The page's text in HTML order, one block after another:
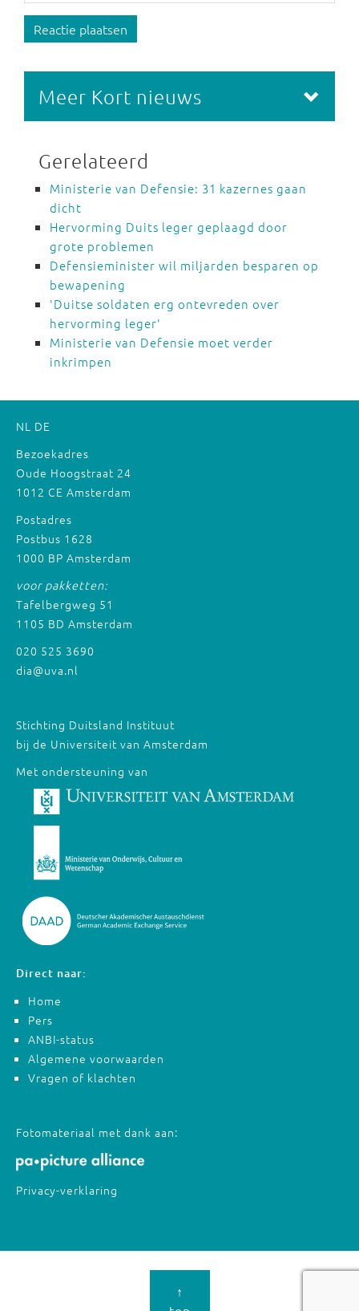
Reactie plaatsen
Meer Kort nieuws
Gerelateerd
Ministerie van Defensie: 31 kazernes gaan
dicht
Hervorming Duits leger geplaagd door
grote problemen
Defensieminister wil miljarden besparen op
bewapening
'Duitse soldaten erg ontevreden over
hervorming leger'
Ministerie van Defensie moet verder
inkrimpen
NL DE
Bezoekadres
Oude Hoogstraat 24
1012 CE Amsterdam
Postadres
Postbus 1628
1000 BP Amsterdam
voor pakketten:
Tafelbergweg 51
1105 BD Amsterdam
020 525 3690
dia@uva.nl
Stichting Duitsland Instituut
bij de Universiteit van Amsterdam
Met ondersteuning van
Direct naar:
Home
Pers
ANBI-status
Algemene voorwaarden
Vragen of klachten
Fotomateriaal met dank aan:
Privacy-verklaring
↑